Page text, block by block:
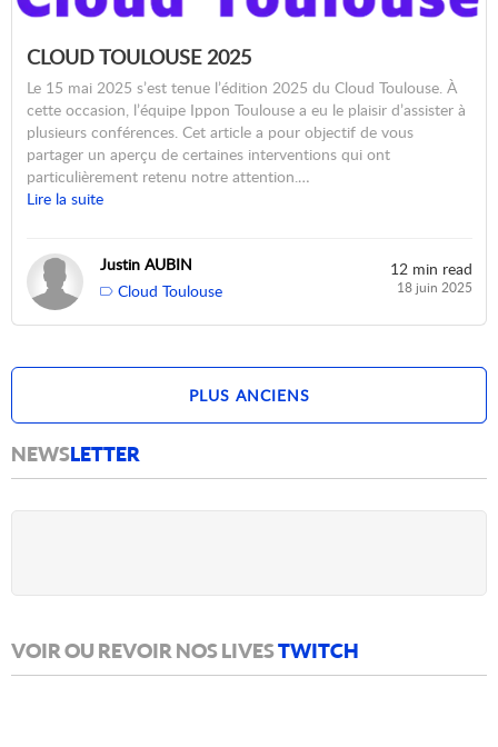
CLOUD TOULOUSE 2025
Le 15 mai 2025 s’est tenue l’édition 2025 du Cloud Toulouse. À
cette occasion, l’équipe Ippon Toulouse a eu le plaisir d’assister à
plusieurs conférences. Cet article a pour objectif de vous
partager un aperçu de certaines interventions qui ont
particulièrement retenu notre attention.…
Lire la suite
Justin AUBIN
Cloud Toulouse
12 min read
18 juin 2025
PLUS ANCIENS
NEWSLETTER
VOIR OU REVOIR NOS LIVESTWITCH